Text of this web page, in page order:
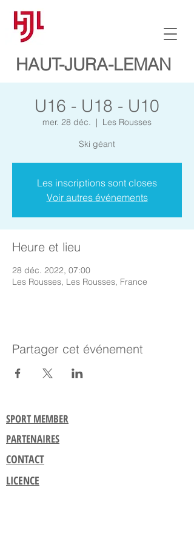
HAUT-JURA-LEMAN
U16 - U18 - U10
mer. 28 déc.
  |
Les Rousses
Ski géant
Les inscriptions sont closes
Voir autres événements
Heure et lieu
28 déc. 2022, 07:00
Les Rousses, Les Rousses, France
Partager cet événement
SPORT MEMBER
PARTENAIRES
CONTACT
LICENCE